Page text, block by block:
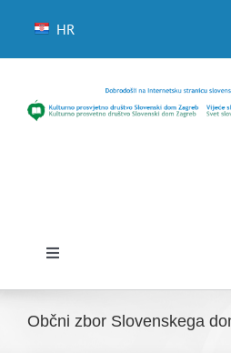
HR
Toggle
Občni zbor Slovenskega